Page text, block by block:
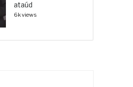
ataúd
6k views